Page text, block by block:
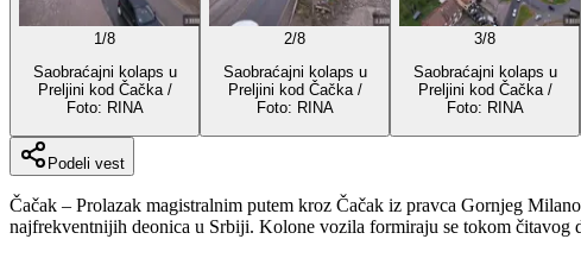
1 /8
Saobraćajni kolaps u
Preljini kod Čačka /
Foto: RINA
2/8
Saobraćajni kolaps u
Preljini kod Čačka /
Foto: RINA
3/8
Saobraćajni kolaps u
Preljini kod Čačka /
Foto: RINA
Podeli vest
Čačak – Prolazak magistralnim putem kroz Čačak iz pravca Gornjeg
najfrekventnijih deonica u Srbiji. Kolone vozila formiraju se tokom čitavog